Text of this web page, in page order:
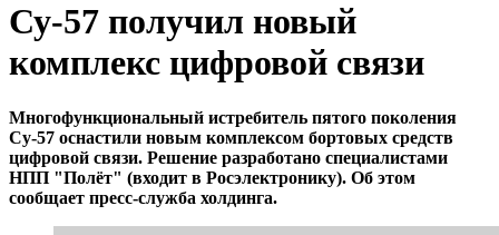
Су-57 получил новый
комплекс цифровой связи
Многофункциональный истребитель пятого поколения
Су-57 оснастили новым комплексом бортовых средств
цифровой связи. Решение разработано специалистами
НПП "Полёт" (входит в Росэлектронику). Об этом
сообщает пресс-служба холдинга.